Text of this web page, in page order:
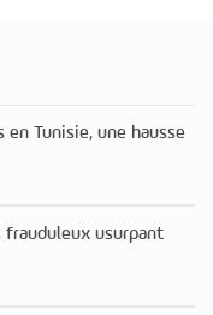
Tunisie, une hausse
frauduleux usurpant